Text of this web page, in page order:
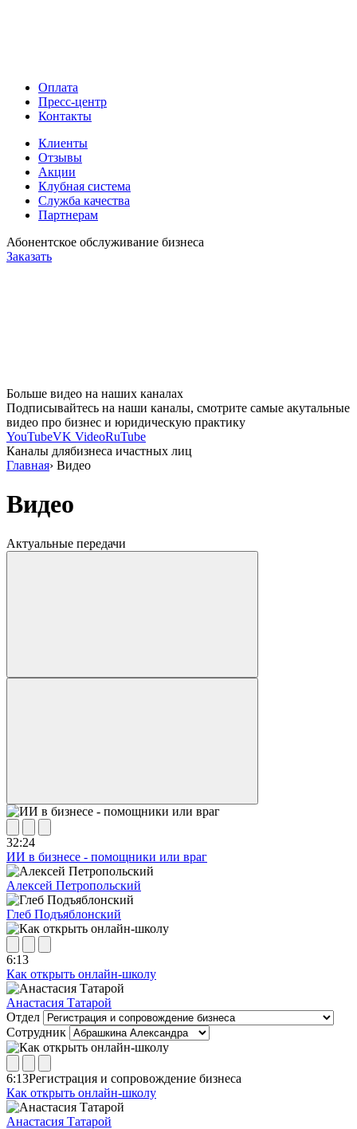
Оплата
Пресс-центр
Контакты
Клиенты
Отзывы
Акции
Клубная система
Служба качества
Партнерам
Абонентское обслуживание бизнеса
Заказать
Больше видео на наших каналах
Подписывайтесь на наши каналы, смотрите самые акутальные
видео про бизнес и юридическую практику
YouTubeVK VideoRuTube
Каналы длябизнеса ичастных лиц
Главная› Видео
Видео
Актуальные передачи
32:24
ИИ в бизнесе - помощники или враг
Алексей Петропольский
Глеб Подъяблонский
6:13
Как открыть онлайн-школу
Анастасия Татарой
Отдел
Сотрудник
6:13Регистрация и сопровождение бизнеса
Как открыть онлайн-школу
Анастасия Татарой